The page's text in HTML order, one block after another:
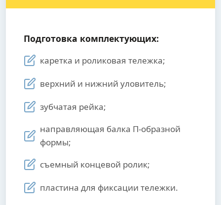
Подготовка комплектующих:
каретка и роликовая тележка;
верхний и нижний уловитель;
зубчатая рейка;
направляющая балка П-образной
формы;
съемный концевой ролик;
пластина для фиксации тележки.